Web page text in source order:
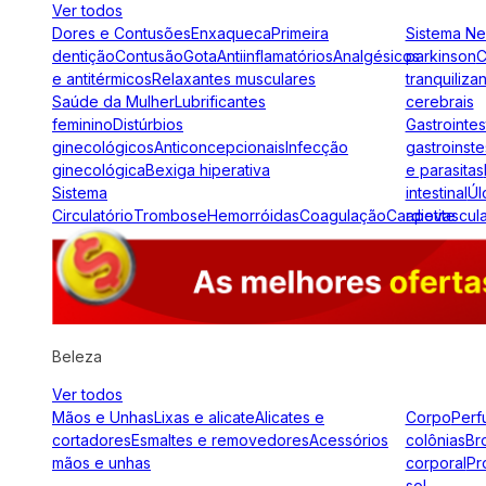
Ver todos
Dores e ContusõesEnxaquecaPrimeira
dentiçãoContusãoGotaAntiinflamatóriosAnalgésicos
e antitérmicosRelaxantes musculares
Saúde da MulherLubrificantes
femininoDistúrbios
ginecológicosAnticoncepcionaisInfecção
ginecológicaBexiga hiperativa
Sistema
CirculatórioTromboseHemorróidasCoagulação
Sistema
parkinson
cerebrais
e parasitas
intestinal
apetite
Beleza
Ver todos
Mãos e UnhasLixas e alicateAlicates e
cortadoresEsmaltes e removedoresAcessórios
mãos e unhas
Corpo
colônias
corporal